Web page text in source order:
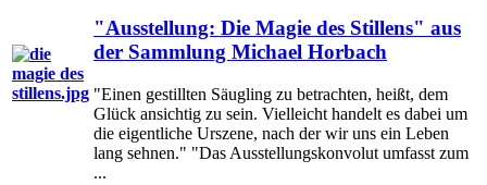
"Ausstellung: Die Magie des Stillens" aus
der Sammlung Michael Horbach
"Einen gestillten Säugling zu betrachten, heißt, dem
Glück ansichtig zu sein. Vielleicht handelt es dabei um
die eigentliche Urszene, nach der wir uns ein Leben
lang sehnen." "Das Ausstellungskonvolut umfasst zum
...